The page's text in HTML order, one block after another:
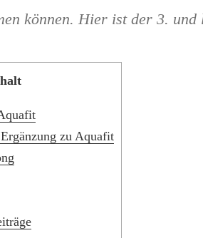
können. Hier ist der 3. und
zu Aquafit